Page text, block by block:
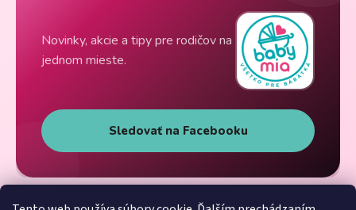
Novinky, akcie a tipy pre rodičov na
jednom mieste.
Sledovať na Facebooku